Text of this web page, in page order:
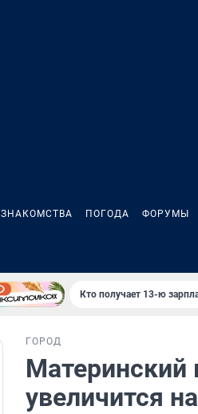
ЗНАКОМСТВА ПОГОДА ФОРУМЫ
Кто получает 13-ю
ГОРОД
Материнский
увеличится